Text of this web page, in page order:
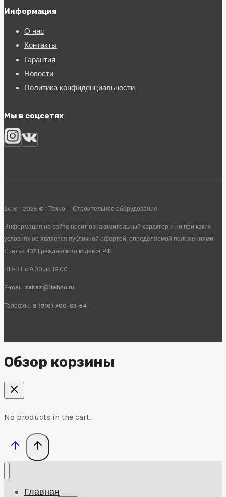
Информация
О нас
Контакты
Гарантия
Новости
Политика конфиденциальности
Мы в соцсетях
2016 - 2026 © 1 Техно — Строительное оборудование
Информация на сайте носит ознакомительный характер и ни при каких
условиях не является публичной офертой, определяемой положениями
Статьи 437 Гражданского кодекса РФ
ПН-ПТ с 9.00 до 18.00
E-mail: zakaz@1tehno.ru
Телефон: 8 (916) 700-63-54
Обзор корзины
No products in the cart.
Главная